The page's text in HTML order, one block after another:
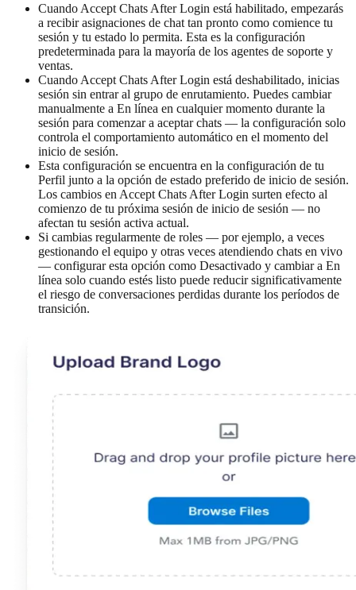
Cuando Accept Chats After Login está habilitado, empezarás
a recibir asignaciones de chat tan pronto como comience tu
sesión y tu estado lo permita. Esta es la configuración
predeterminada para la mayoría de los agentes de soporte y
ventas.
Cuando Accept Chats After Login está deshabilitado, inicias
sesión sin entrar al grupo de enrutamiento. Puedes cambiar
manualmente a En línea en cualquier momento durante la
sesión para comenzar a aceptar chats — la configuración solo
controla el comportamiento automático en el momento del
inicio de sesión.
Esta configuración se encuentra en la configuración de tu
Perfil junto a la opción de estado preferido de inicio de sesión.
Los cambios en Accept Chats After Login surten efecto al
comienzo de tu próxima sesión de inicio de sesión — no
afectan tu sesión activa actual.
Si cambias regularmente de roles — por ejemplo, a veces
gestionando el equipo y otras veces atendiendo chats en vivo
— configurar esta opción como Desactivado y cambiar a En
línea solo cuando estés listo puede reducir significativamente
el riesgo de conversaciones perdidas durante los períodos de
transición.